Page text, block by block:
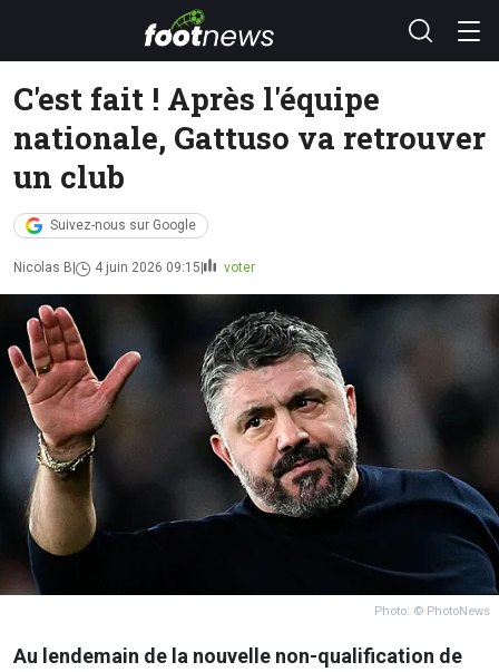
C'est fait ! Après l'équipe
nationale, Gattuso va retrouver
un club
Suivez-nous sur Google
Nicolas B 4 juin 2026 09:15 voter
Photo: © PhotoNews
Au lendemain de la nouvelle non-qualification de